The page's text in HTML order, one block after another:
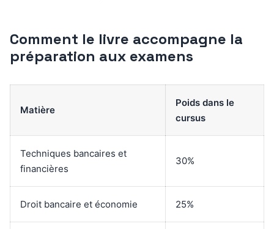
Comment le livre accompagne la
préparation aux examens
Matière
Poids dans le
cursus
Techniques bancaires et
financières
30%
Droit bancaire et économie 25%